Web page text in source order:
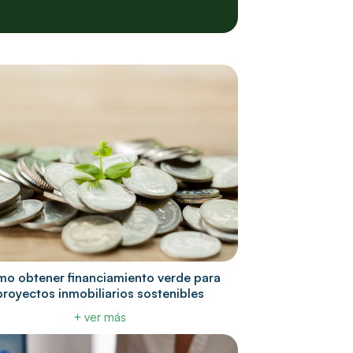
obtener financiamiento verde para
inmobiliarios sostenibles
+ ver más